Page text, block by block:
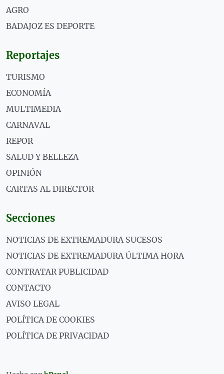
AGRO
BADAJOZ ES DEPORTE
Reportajes
TURISMO
ECONOMÍA
MULTIMEDIA
CARNAVAL
REPOR
SALUD Y BELLEZA
OPINIÓN
CARTAS AL DIRECTOR
Secciones
NOTICIAS DE EXTREMADURA SUCESOS
NOTICIAS DE EXTREMADURA ÚLTIMA HORA
CONTRATAR PUBLICIDAD
CONTACTO
AVISO LEGAL
POLÍTICA DE COOKIES
POLÍTICA DE PRIVACIDAD